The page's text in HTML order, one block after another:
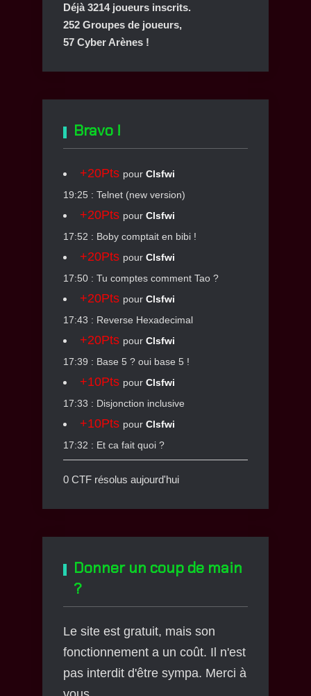
Déjà 3214 joueurs inscrits.
252 Groupes de joueurs,
57 Cyber Arènes !
Bravo !
+20Pts pour Clsfwi
19:25 : Telnet (new version)
+20Pts pour Clsfwi
17:52 : Boby comptait en bibi !
+20Pts pour Clsfwi
17:50 : Tu comptes comment Tao ?
+20Pts pour Clsfwi
17:43 : Reverse Hexadecimal
+20Pts pour Clsfwi
17:39 : Base 5 ? oui base 5 !
+10Pts pour Clsfwi
17:33 : Disjonction inclusive
+10Pts pour Clsfwi
17:32 : Et ca fait quoi ?
0 CTF résolus aujourd'hui
Donner un coup de main
?
Le site est gratuit, mais son
fonctionnement a un coût. Il n'est
pas interdit d'être sympa. Merci à